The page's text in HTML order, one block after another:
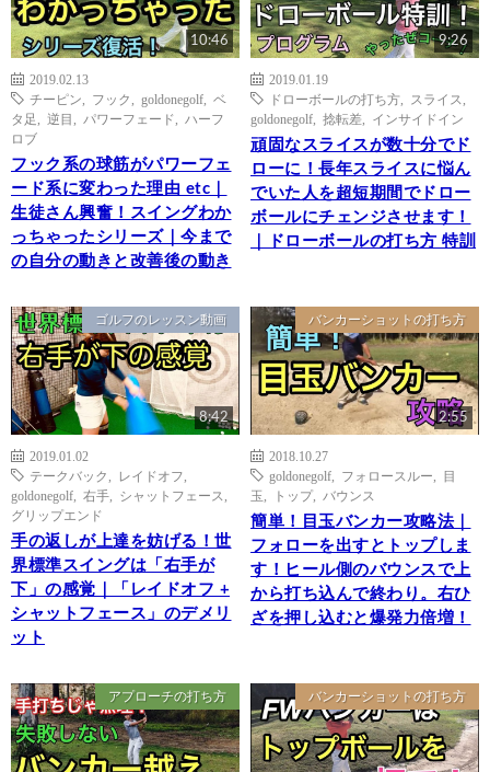
10:46
2019.02.13
チーピン
フック goldonegolf
ベ
タ足
逆目 パワーフェード
ハーフ
ロブ
フック系の球筋がパワーフェ
ード系に変わった理由 etc｜
生徒さん興奮！スイングわか
っちゃったシリーズ｜今まで
の自分の動きと改善後の動き
9:26
2019.01.19
ドローボールの打ち方
スライス
goldonegolf
捻転差 インサイドイン
頑固なスライスが数十分でド
ローに！長年スライスに悩ん
でいた人を超短期間でドロー
ボールにチェンジさせます！
｜ドローボールの打ち方 特訓
ゴルフのレッスン動画
8:42
2019.01.02
テークバック
レイドオフ
goldonegolf
右手 シャットフェース
グリップエンド
手の返しが上達を妨げる！世
界標準スイングは「右手が
下」の感覚｜「レイドオフ +
シャットフェース」のデメリ
ット
バンカーショットの打ち方
2:55
2018.10.27
goldonegolf
フォロースルー
目
玉
トップ, バウンス
簡単！目玉バンカー攻略法｜
フォローを出すとトップしま
す！ヒール側のバウンスで上
から打ち込んで終わり。右ひ
ざを押し込むと爆発力倍増！
アプローチの打ち方 バンカーショットの打ち方